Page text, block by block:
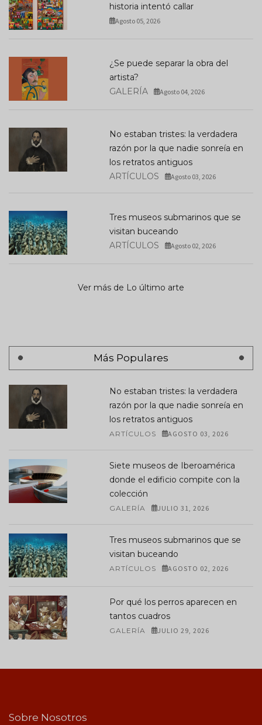
historia intentó callar
Agosto 05, 2026
¿Se puede separar la obra del
artista?
GALERÍA
Agosto 04, 2026
No estaban tristes: la verdadera
razón por la que nadie sonreía en
los retratos antiguos
ARTÍCULOS
Agosto 03, 2026
Tres museos submarinos que se
visitan buceando
ARTÍCULOS
Agosto 02, 2026
Ver más de Lo último arte
Más Populares
No estaban tristes: la verdadera
razón por la que nadie sonreía en
los retratos antiguos
ARTÍCULOS AGOSTO 03, 2026
Siete museos de Iberoamérica
donde el edificio compite con la
colección
GALERÍA JULIO 31, 2026
Tres museos submarinos que se
visitan buceando
ARTÍCULOS AGOSTO 02, 2026
Por qué los perros aparecen en
tantos cuadros
GALERÍA JULIO 29, 2026
Sobre Nosotros